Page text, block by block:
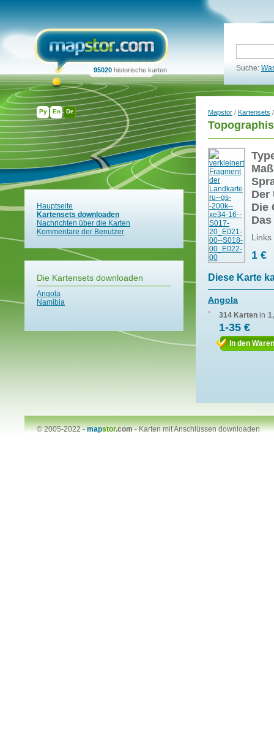
Ру En De
95020 historische karten Suche:
Hauptseite
Kartensets downloaden
Nachrichten über die Karten
Kommentare der Benutzer
Die Kartensets downloaden
Angola
Namibia
Mapstor / Kartensets
Der
Die
1 €
Diese Karte
Angola
314 Karten in
1-35 €
In den
© 2005-2022 -mapstor.com-Karten mit Anschlüssen downloaden